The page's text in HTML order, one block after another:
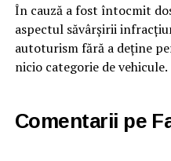
În cauză a fost întocmit
aspectul săvârșirii
autoturism fără a deține
nicio categorie de vehicule.
Comentarii pe